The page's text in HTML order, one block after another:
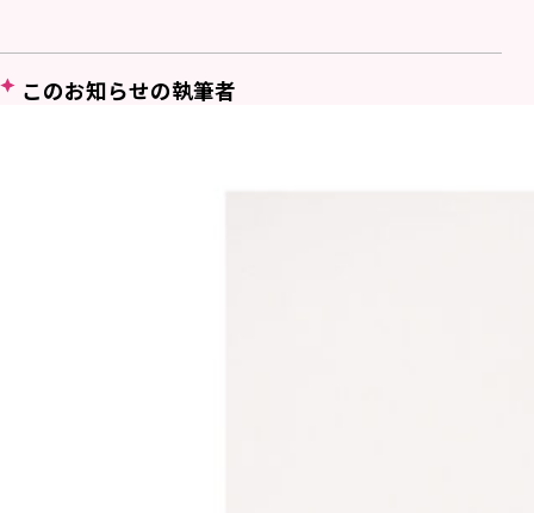
このお知らせの執筆者